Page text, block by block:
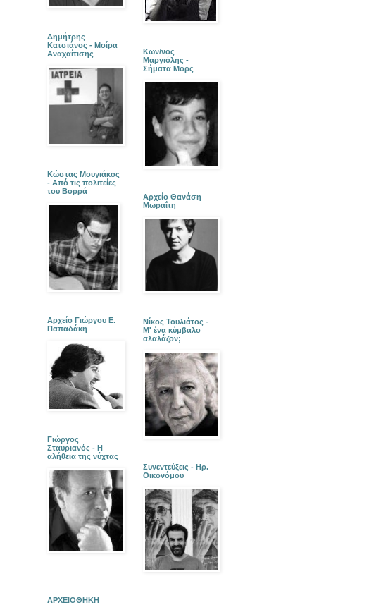
Δημήτρης
Κατσιάνος - Μοίρα
Αναχαίτισης
Κώστας Μουγιάκος
- Από τις πολιτείες
του Βορρά
Αρχείο Γιώργου Ε.
Παπαδάκη
Γιώργος
Σταυριανός - Η
αλήθεια της νύχτας
Κων/νος
Μαργιόλης -
Σήματα Μορς
Αρχείο Θανάση
Μωραΐτη
Νίκος Τουλιάτος -
Μ' ένα κύμβαλο
αλαλάζον;
Συνεντεύξεις - Ηρ.
Οικονόμου
ΑΡΧΕΙΟΘΗΚΗ